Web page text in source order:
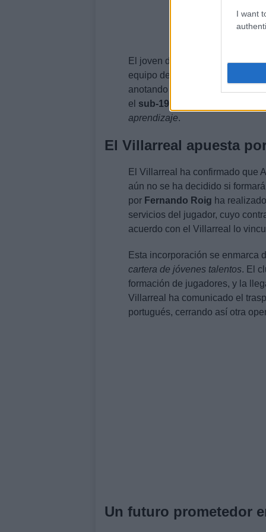
I want
El joven delantero ha
equipo del FC Flora en la
anotando
el sub-19
aprendizaje.
El Villarreal apuesta
El Villarreal ha confirmado que
aún no se ha decidido si formará
por Fernando Roig ha
servicios del jugador, cuyo
acuerdo con el Villarreal lo
Esta incorporación se enmarca
cartera de jóvenes talentos. El
formación de jugadores, y la
Villarreal ha comunicado el
portugués, cerrando así otra
Un futuro prometedor